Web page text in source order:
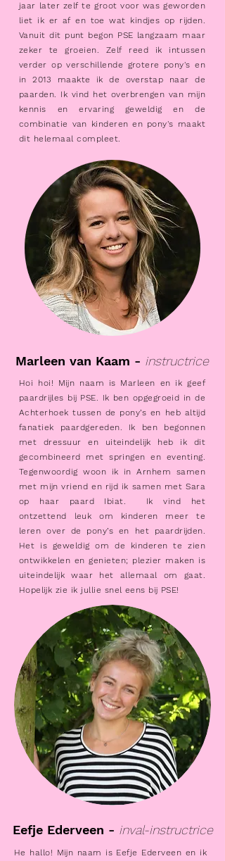
Marleen van Kaam - instructrice
jaar later zelf te groot voor was geworden
liet ik er af en toe wat kindjes op rijden.
Vanuit dit punt begon PSE langzaam maar
zeker te groeien. Zelf reed ik intussen
verder op verschillende grotere pony's en
in 2013 maakte ik de overstap naar de
paarden. Ik vind het overbrengen van mijn
kennis en ervaring geweldig en de
combinatie van kinderen en pony's maakt
dit helemaal compleet.
He hallo! Mijn naam is Eefje Ederveen en ik
Eefje Ederveen - inval-instructrice
Hoi hoi! Mijn naam is Marleen en ik geef
paardrijles bij PSE. Ik ben opgegroeid in de
Achterhoek tussen de pony’s en heb altijd
fanatiek paardgereden. Ik ben begonnen
met dressuur en uiteindelijk heb ik dit
gecombineerd met springen en eventing.
Tegenwoordig woon ik in Arnhem samen
met mijn vriend en rijd ik samen met Sara
op haar paard Ibiat.
Ik vind het
ontzettend leuk om kinderen meer te
leren over de pony’s en het paardrijden.
Het is geweldig om de kinderen te zien
ontwikkelen en genieten; plezier maken is
uiteindelijk waar het allemaal om gaat.
Hopelijk zie ik jullie snel eens bij PSE!